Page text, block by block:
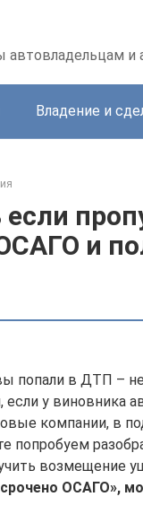
и
Владение и
и
попали в ДТП –
если у виновника
компании, в
попробуем
возмещение
ОСАГО»,